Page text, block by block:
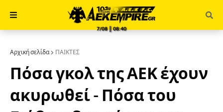
7/08 ║ 08:40
Αρχική σελίδα ΠΑΙΚΤΕΣ
Πόσα γκολ της ΑΕΚ έχουν
ακυρωθεί - Πόσα του